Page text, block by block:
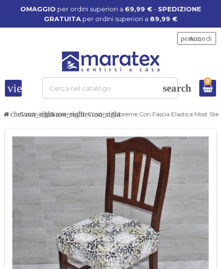
OMAGGIO per ordini superiori a 69,99 €- SPEDIZIONE
GRATUITAper ordini superiori a 89,99 €
view_headline search
person
Accedi
0
chevron_right
Cuscinichevron_right
Supremechevron_right
Cuscino Supreme Con Fascia Elastica Mod.